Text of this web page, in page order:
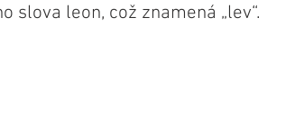
slova leon, což znamená „lev“.